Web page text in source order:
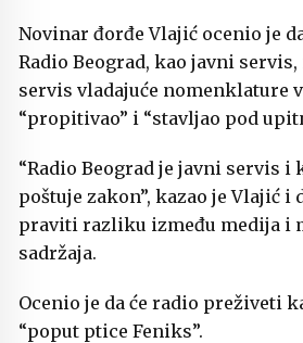
Novinar đorđe Vlajić ocenio je
Radio Beograd, kao javni
servis vladajuće nomenklature
“propitivao” i “stavljao pod
“Radio Beograd je javni servis i
poštuje zakon”, kazao je Vlajić i
praviti razliku između medija i
sadržaja.
Ocenio je da će radio preživeti
“poput ptice Feniks”.